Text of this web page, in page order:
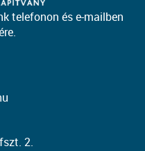
telefonon és e-mailben
2.